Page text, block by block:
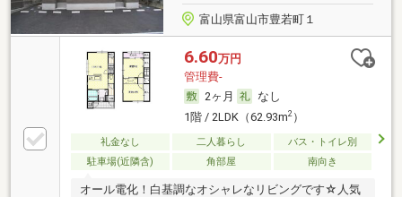
富山県富山市豊若町１
6.60万円
管理費-
2ヶ月
なし
1階 / 2LDK（62.93m2）
礼金なし 二人暮らし
バス・トイレ別
駐車場(近隣含)
角部屋 南向き
オール電化！白基調なオシャレなリビングです☆人気